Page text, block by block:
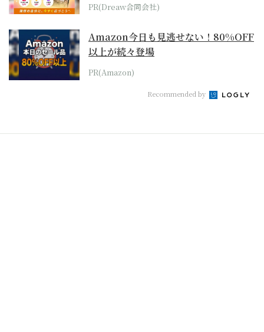
PR(Dreaw合同会社)
Amazon今日も見逃せない！80%OFF
以上が続々登場
PR(Amazon)
Recommended by